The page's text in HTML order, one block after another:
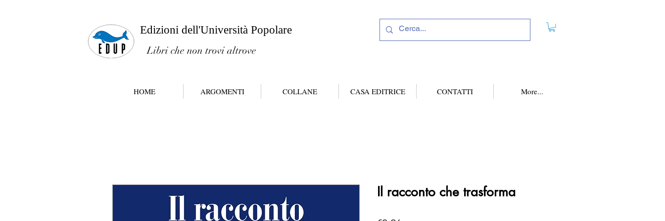
Edizioni dell'Università Popolare
Libri che non trovi altrove
HOME ARGOMENTI COLLANE CASA EDITRICE CONTATTI More...
Il racconto che trasforma